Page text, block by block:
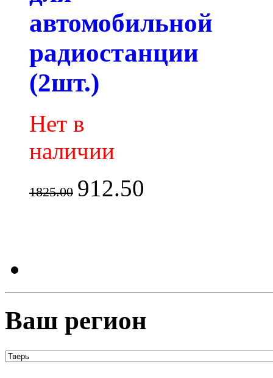
автомобильной
радиостанции
(2шт.)
Нет в
наличии
1825.00 912.50
Ваш регион